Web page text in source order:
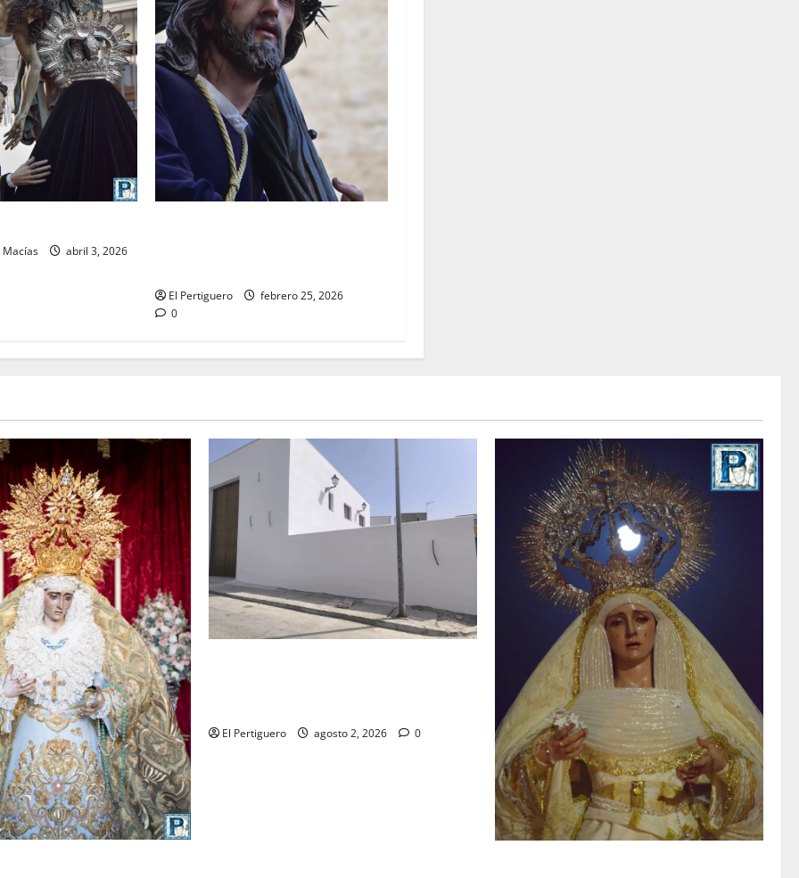
Macías
abril 3, 2026
El Pertiguero
febrero 25, 2026
0
El Pertiguero agosto 2, 2026 0